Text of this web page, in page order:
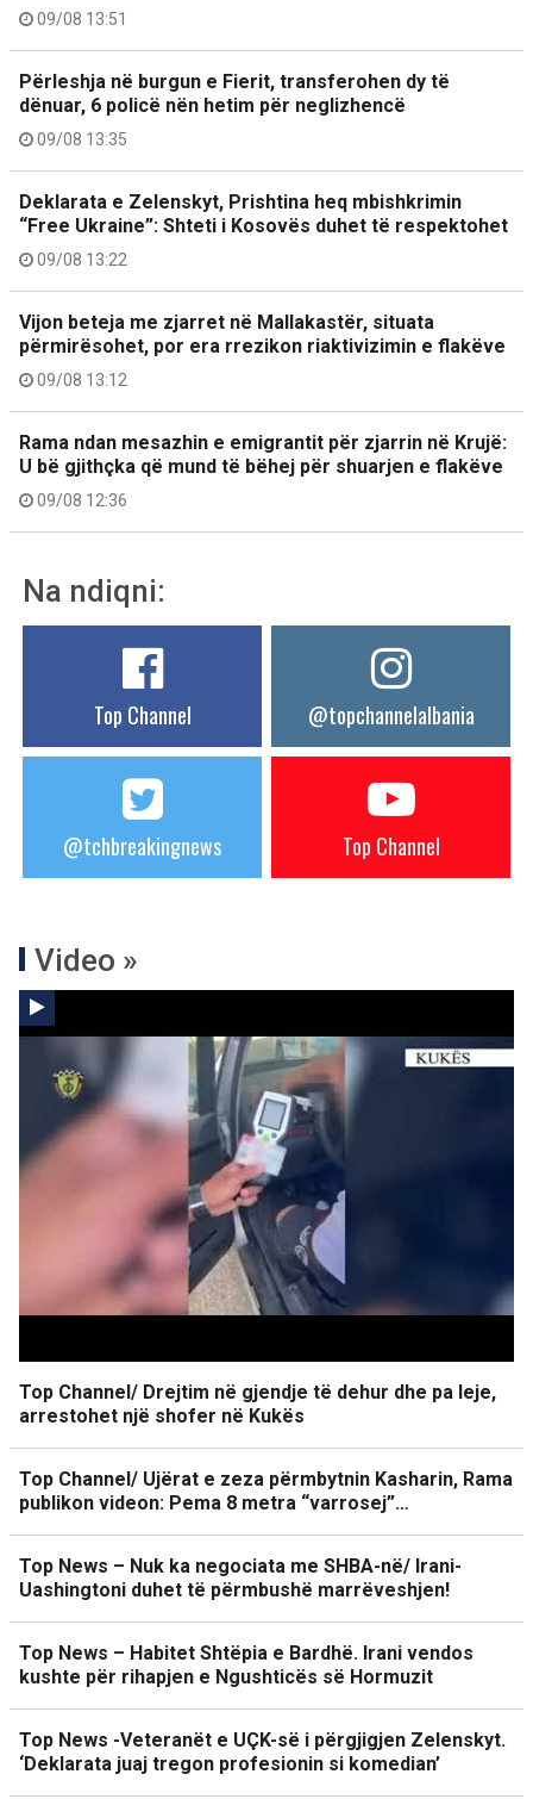
09/08 13:51
Përleshja në burgun e Fierit, transferohen dy të
dënuar, 6 policë nën hetim për neglizhencë
09/08 13:35
Deklarata e Zelenskyt, Prishtina heq mbishkrimin
“Free Ukraine”: Shteti i Kosovës duhet të respektohet
09/08 13:22
Vijon beteja me zjarret në Mallakastër, situata
përmirësohet, por era rrezikon riaktivizimin e flakëve
09/08 13:12
Rama ndan mesazhin e emigrantit për zjarrin në Krujë:
U bë gjithçka që mund të bëhej për shuarjen e flakëve
09/08 12:36
Na ndiqni:
Top Channel @topchannelalbania
@tchbreakingnews Top Channel
Video »
Top Channel/ Drejtim në gjendje të dehur dhe pa leje,
arrestohet një shofer në Kukës
Top Channel/ Ujërat e zeza përmbytnin Kasharin, Rama
publikon videon: Pema 8 metra “varrosej”…
Top News – Nuk ka negociata me SHBA-në/ Irani-
Uashingtoni duhet të përmbushë marrëveshjen!
Top News – Habitet Shtëpia e Bardhë. Irani vendos
kushte për rihapjen e Ngushticës së Hormuzit
Top News -Veteranët e UÇK-së i përgjigjen Zelenskyt.
‘Deklarata juaj tregon profesionin si komedian’